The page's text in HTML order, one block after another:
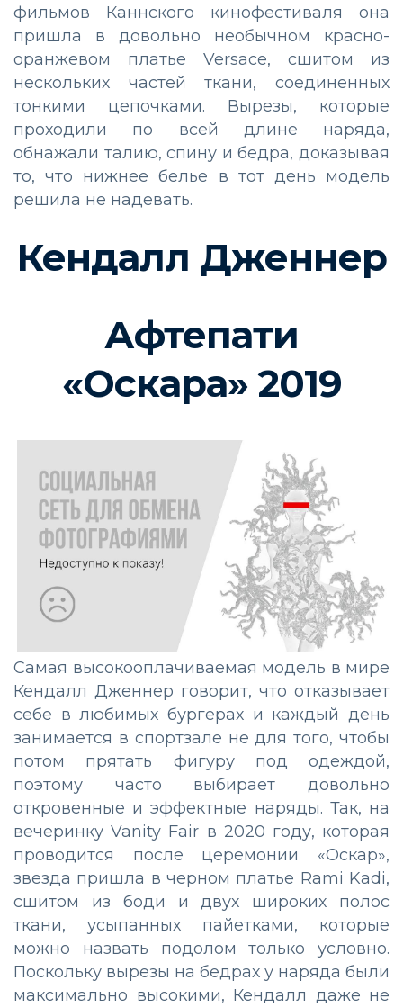
фильмов Каннского кинофестиваля она
пришла в довольно необычном красно-
оранжевом платье Versace, сшитом из
нескольких частей ткани, соединенных
тонкими цепочками. Вырезы, которые
проходили по всей длине наряда,
обнажали талию, спину и бедра, доказывая
то, что нижнее белье в тот день модель
решила не надевать.
Кендалл Дженнер
Афтепати
«Оскара» 2019
Самая высокооплачиваемая модель в мире
Кендалл Дженнер говорит, что отказывает
себе в любимых бургерах и каждый день
занимается в спортзале не для того, чтобы
потом прятать фигуру под одеждой,
поэтому часто выбирает довольно
откровенные и эффектные наряды. Так, на
вечеринку Vanity Fair в 2020 году, которая
проводится после церемонии «Оскар»,
звезда пришла в черном платье Rami Kadi,
сшитом из боди и двух широких полос
ткани, усыпанных пайетками, которые
можно назвать подолом только условно.
Поскольку вырезы на бедрах у наряда были
максимально высокими, Кендалл даже не